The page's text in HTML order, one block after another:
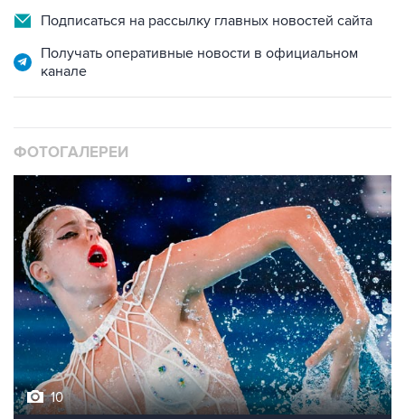
Подписаться на рассылку главных новостей сайта
Получать оперативные новости в официальном
канале
ФОТОГАЛЕРЕИ
10